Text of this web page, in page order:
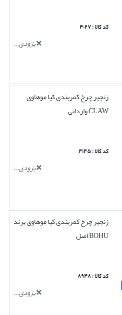
کد کالا : ۴۰۲۷
بزودی...
زنجیر چرخ کمربندی کیا موهاوی
CLAW وارداتی
کد کالا : ۴۱۴۵
بزودی...
زنجیر چرخ کمربندی کیا موهاوی برند
BOHU اصل
کد کالا : ۸۹۴۸
بزودی...